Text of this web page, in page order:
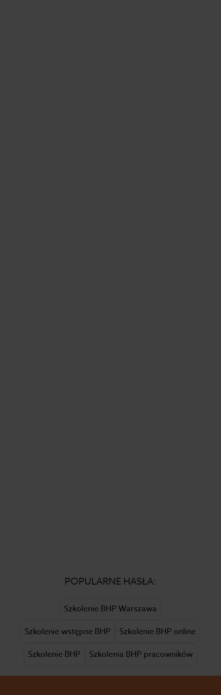
POPULARNE HASŁA:
Szkolenie BHP Warszawa
Szkolenie wstępne BHP
Szkolenie BHP online
Szkolenie BHP
Szkolenia BHP pracowników